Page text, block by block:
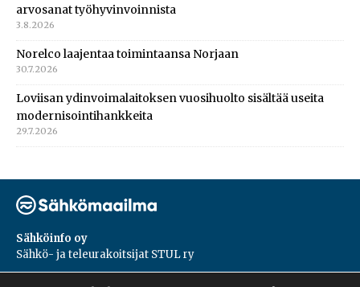
arvosanat työhyvinvoinnista
3.8.2026
Norelco laajentaa toimintaansa Norjaan
30.7.2026
Loviisan ydinvoimalaitoksen vuosihuolto sisältää useita
modernisointihankkeita
29.7.2026
Sähköinfo oy
Sähkö- ja teleurakoitsijat STUL ry